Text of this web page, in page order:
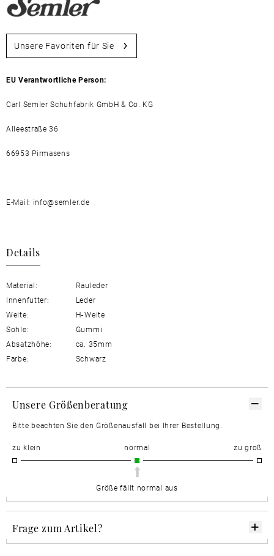
Unsere Favoriten für Sie
EU Verantwortliche Person:
Carl Semler Schuhfabrik GmbH & Co. KG
Alleestraße 36
66953 Pirmasens
E-Mail: info@semler.de
Details
Material:
Rauleder
Innenfutter:
Leder
Weite:
H-Weite
Sohle:
Gummi
Absatzhöhe:
ca. 35mm
Farbe:
Schwarz
Unsere Größenberatung
Bitte beachten Sie den Größenausfall bei Ihrer Bestellung.
zu klein normal zu groß
Größe fällt normal aus
Frage zum Artikel?